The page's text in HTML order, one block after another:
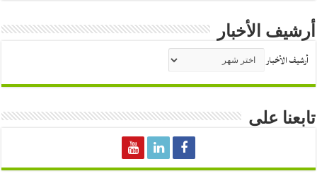
أرشيف الأخبار
أرشيف الأخبار
تابعنا على